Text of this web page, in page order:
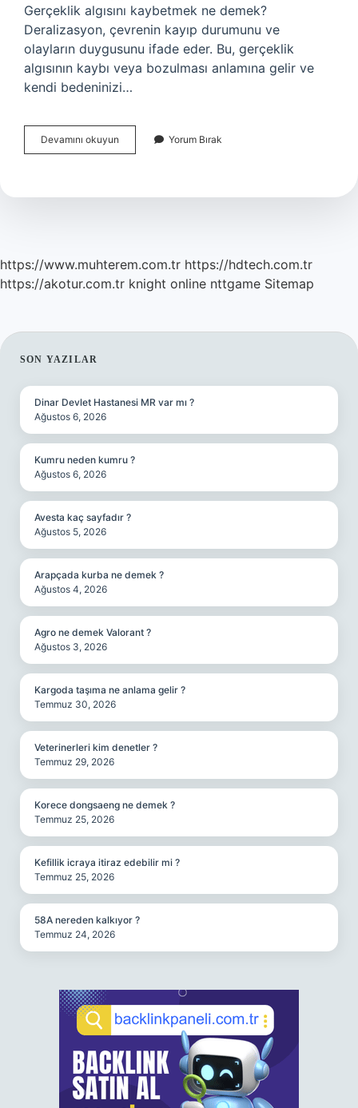
Gerçeklik algısını kaybetmek ne demek?
Deralizasyon, çevrenin kayıp durumunu ve
olayların duygusunu ifade eder. Bu, gerçeklik
algısının kaybı veya bozulması anlamına gelir ve
kendi bedeninizi…
Devamını okuyun
Algısını
Olur
Yorum Bırak
https://www.muhterem.com.tr https://hdtech.com.tr
https://akotur.com.tr knight online nttgame Sitemap
SIDEBAR
SON YAZILAR
Dinar Devlet Hastanesi MR var mı ?
Ağustos 6, 2026
Kumru neden kumru ?
Ağustos 6, 2026
Avesta kaç sayfadır ?
Ağustos 5, 2026
Arapçada kurba ne demek ?
Ağustos 4, 2026
Agro ne demek Valorant ?
Ağustos 3, 2026
Kargoda taşıma ne anlama gelir ?
Temmuz 30, 2026
Veterinerleri kim denetler ?
Temmuz 29, 2026
Korece dongsaeng ne demek ?
Temmuz 25, 2026
Kefillik icraya itiraz edebilir mi ?
Temmuz 25, 2026
58A nereden kalkıyor ?
Temmuz 24, 2026